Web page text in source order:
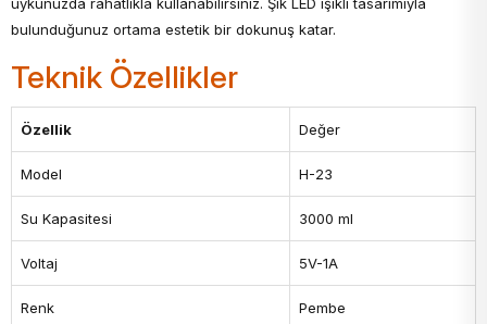
bulunduğunuz ortama estetik bir dokunuş katar.
Teknik Özellikler
Özellik Değer
Model H-23
Su Kapasitesi 3000 ml
Voltaj 5V-1A
Renk Pembe